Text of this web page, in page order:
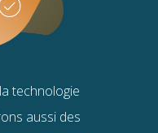
technologie
aussi des